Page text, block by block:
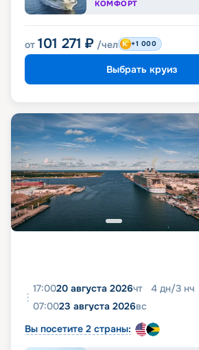
КОМФОРТ
от 101 271 ₽ /чел +1 000
Выбрать круиз
17:0020 августа 2026чт 4 дн/3 нч
07:0023 августа 2026вс
Вы посетите 2 страны: